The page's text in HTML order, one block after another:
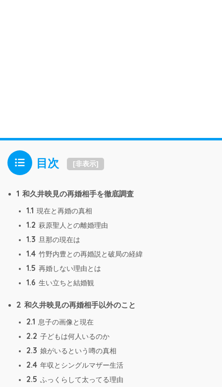
目次 [非表示]
1 和久井映見の再婚相手を徹底調査
1.1 現在と再婚の真相
1.2 萩原聖人との離婚理由
1.3 旦那の現在は
1.4 竹野内豊との再婚説と破局の経緯
1.5 再婚しない理由とは
1.6 生い立ちと結婚観
2 和久井映見の再婚相手以外のこと
2.1 息子の画像と現在
2.2 子どもは何人いるのか
2.3 娘がいるという噂の真相
2.4 年収とシングルマザー生活
2.5 ふっくらして太ってる理由